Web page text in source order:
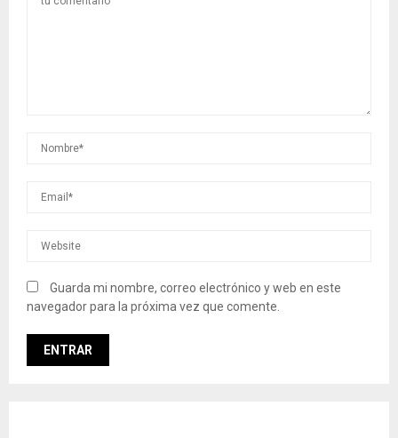
Guarda mi nombre, correo electrónico y web en este
navegador para la próxima vez que comente.